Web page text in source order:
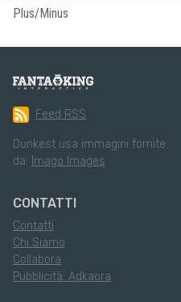
Plus/Minus
Feed RSS
Dunkest usa immagini fornite
da: Imago Images
CONTATTI
Contatti
Chi Siamo
Collabora
Pubblicità: Adkaora